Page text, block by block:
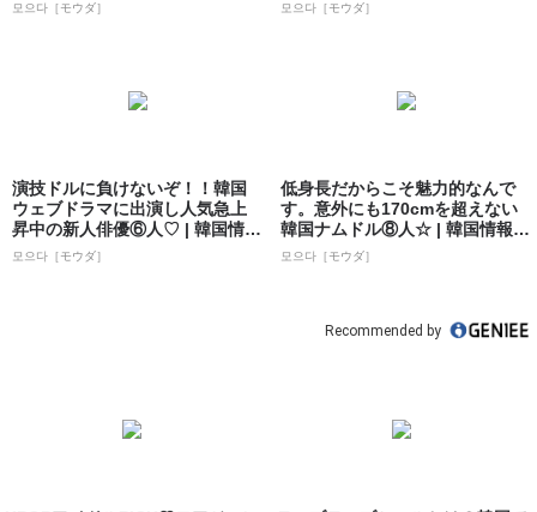
모으다［モウダ］ 모으다［モウダ］
演技ドルに負けないぞ！！韓国
ウェブドラマに出演し人気急上
昇中の新人俳優⑥人♡ | 韓国情報
サイト ...
모으다［モウダ］
低身長だからこそ魅力的なんで
す。意外にも170cmを超えない
韓国ナムドル⑧人☆ | 韓国情報サ
イト...
모으다［モウダ］
Recommended by